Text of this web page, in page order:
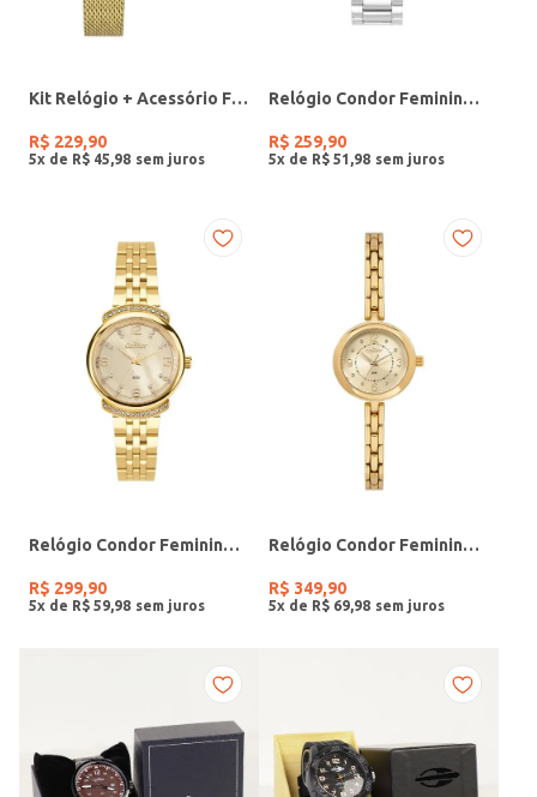
Kit Relógio + Acessório Feminino DOURADO
R$ 229,90
5x de R$ 45 98
Relógio Condor Feminino PRATA
R$ 259,90
5x de R$ 51 98
Relógio Condor Feminino DOURADO
R$ 299,90
5x de R$ 59 98
Relógio Condor Feminino DOURADO
R$ 349,90
5x de R$ 69 98